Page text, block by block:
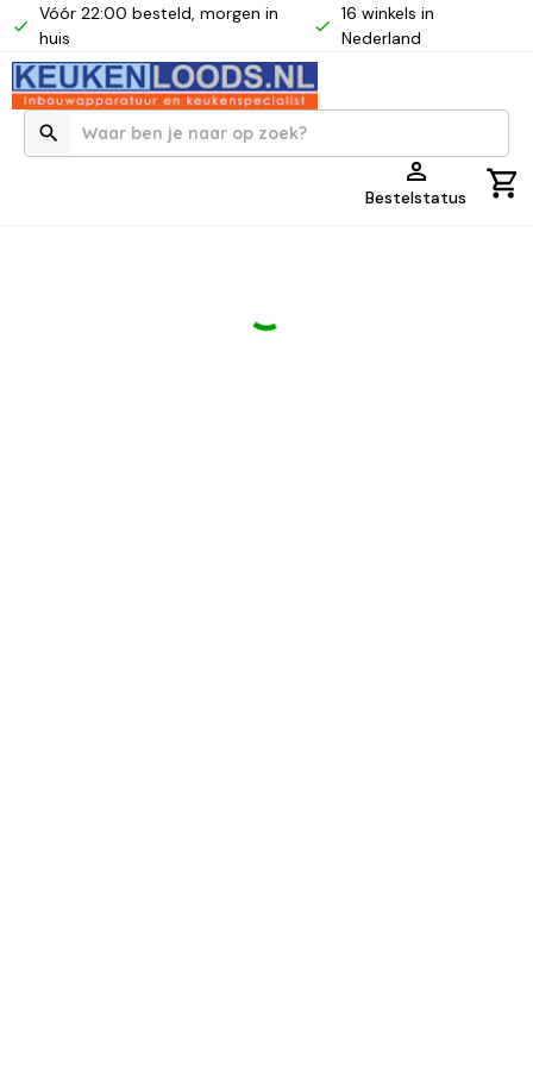
Vóór 22:00 besteld, morgen in
huis
16 winkels in
Nederland
Bestelstatus